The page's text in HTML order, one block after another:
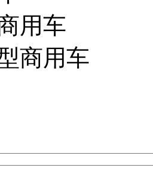
用车
商用车